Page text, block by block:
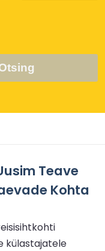
Teave
Kohta
külastajatele